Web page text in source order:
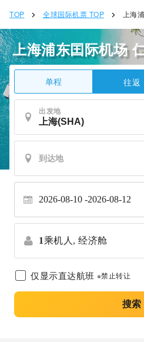
TOP 全球国际机票 TOP 上海
上海浦东囯际机场
单程 往返
出发地
2026-08-10 2026-08-12
1乘机人, 经济舱
仅显示直达航班 ※禁止转让
搜索